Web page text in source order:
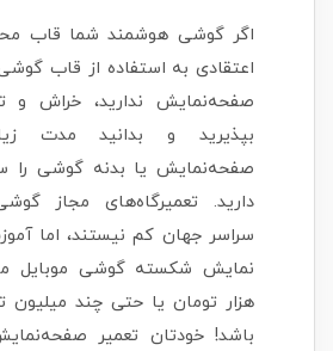
اگر گوشی هوشمند شما قاب
اعتقادی به استفاده از قاب
صفحه‌نمایش ندارید، خراش و
بپذیرید و بدانید مدت
صفحه‌نمایش یا بدنه گوشی را
دارید. تعمیرگاه‌های مجاز
سراسر جهان کم نیستند، اما
نمایش شکسته گوشی موبایل
هزار تومان یا حتی چند میلیون
باشد! خودتان تعمیر